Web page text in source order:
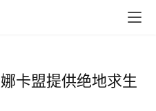
卡盟提供绝地求生